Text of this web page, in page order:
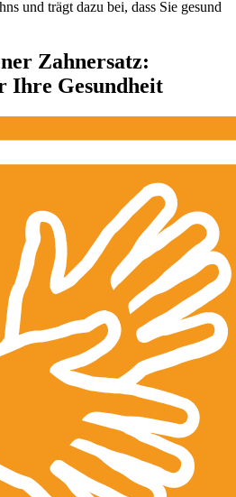
und trägt dazu bei, dass Sie gesund
Zahnersatz:
Ihre Gesundheit